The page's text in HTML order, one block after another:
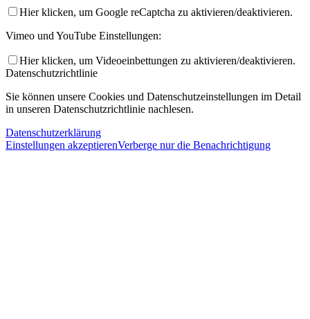
Hier klicken, um Google reCaptcha zu aktivieren/deaktivieren.
Vimeo und YouTube Einstellungen:
Hier klicken, um Videoeinbettungen zu aktivieren/deaktivieren.
Datenschutzrichtlinie
Sie können unsere Cookies und Datenschutzeinstellungen im Detail
in unseren Datenschutzrichtlinie nachlesen.
Datenschutzerklärung
Einstellungen akzeptierenVerberge nur die Benachrichtigung